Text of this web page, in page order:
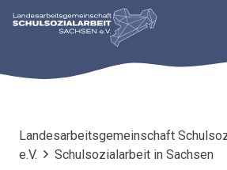
Landesarbeitsgemeinschaft
e.V.
Schulsozialarbeit in Sachsen